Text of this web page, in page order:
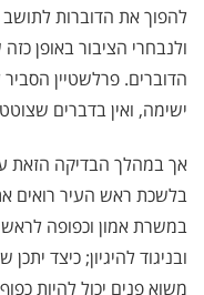
להפוך את הדוברות
ולנבחרי הציבור באופן
הדוברים. פרלשטיין
ישימה, ואין בדברים
אך במהלך הבדיקה הזאת
בלשכת ראש העיר רואים
במשרת אמון וכפופה
ובניגוד להיגיון; כיצד
משוא פנים יכול להיות